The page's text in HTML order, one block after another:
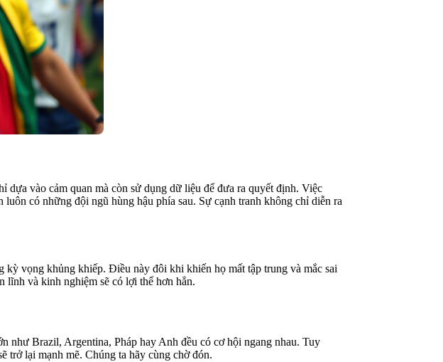
dựa vào cảm quan mà còn sử dụng dữ liệu để đưa ra quyết định. Việc
có những đội ngũ hùng hậu phía sau. Sự cạnh tranh không chỉ diễn ra
vọng khủng khiếp. Điều này đôi khi khiến họ mất tập trung và mắc sai
lĩnh và kinh nghiệm sẽ có lợi thế hơn hẳn.
như Brazil, Argentina, Pháp hay Anh đều có cơ hội ngang nhau. Tuy
trở lại mạnh mẽ. Chúng ta hãy cùng chờ đón.